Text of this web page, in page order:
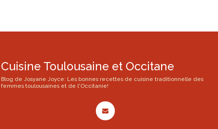
Cuisine Toulousaine et Occitane
Blog de Josyane Joyce: Les bonnes recettes de cuisine traditionnelle des
femmes toulousaines et de l'Occitanie!